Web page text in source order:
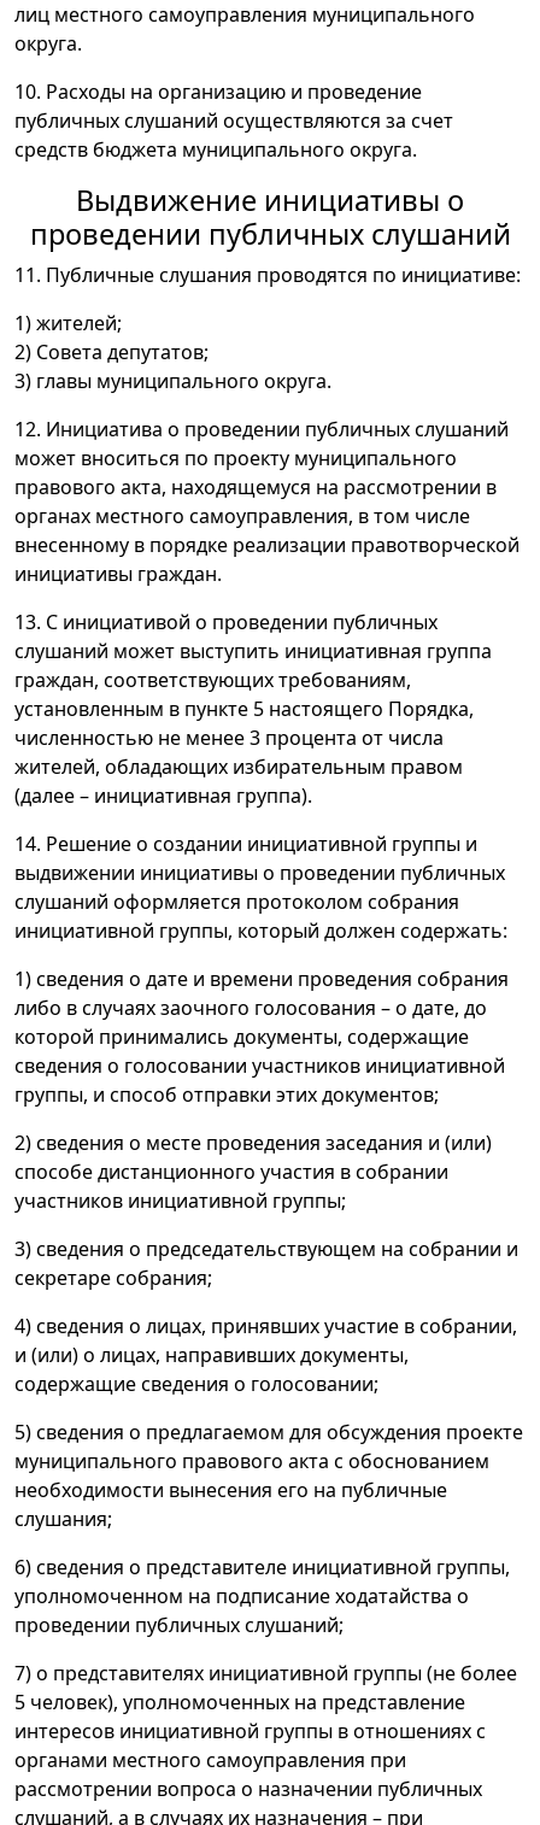
лиц местного самоуправления муниципального
округа.
10. Расходы на организацию и проведение
публичных слушаний осуществляются за счет
средств бюджета муниципального округа.
Выдвижение инициативы о
проведении публичных слушаний
11. Публичные слушания проводятся по инициативе:
1) жителей;
2) Совета депутатов;
3) главы муниципального округа.
12. Инициатива о проведении публичных слушаний
может вноситься по проекту муниципального
правового акта, находящемуся на рассмотрении в
органах местного самоуправления, в том числе
внесенному в порядке реализации правотворческой
инициативы граждан.
13. С инициативой о проведении публичных
слушаний может выступить инициативная группа
граждан, соответствующих требованиям,
установленным в пункте 5 настоящего Порядка,
численностью не менее 3 процента от числа
жителей, обладающих избирательным правом
(далее – инициативная группа).
14. Решение о создании инициативной группы и
выдвижении инициативы о проведении публичных
слушаний оформляется протоколом собрания
инициативной группы, который должен содержать:
1) сведения о дате и времени проведения собрания
либо в случаях заочного голосования – о дате, до
которой принимались документы, содержащие
сведения о голосовании участников инициативной
группы, и способ отправки этих документов;
2) сведения о месте проведения заседания и (или)
способе дистанционного участия в собрании
участников инициативной группы;
3) сведения о председательствующем на собрании и
секретаре собрания;
4) сведения о лицах, принявших участие в собрании,
и (или) о лицах, направивших документы,
содержащие сведения о голосовании;
5) сведения о предлагаемом для обсуждения проекте
муниципального правового акта с обоснованием
необходимости вынесения его на публичные
слушания;
6) сведения о представителе инициативной группы,
уполномоченном на подписание ходатайства о
проведении публичных слушаний;
7) о представителях инициативной группы (не более
5 человек), уполномоченных на представление
интересов инициативной группы в отношениях с
органами местного самоуправления при
рассмотрении вопроса о назначении публичных
слушаний, а в случаях их назначения – при